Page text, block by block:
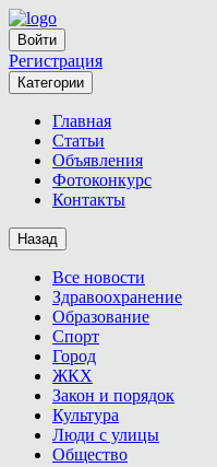
Войти
Регистрация
Категории
Главная
Статьи
Объявления
Фотоконкурс
Контакты
Назад
Все новости
Здравоохранение
Образование
Спорт
Город
ЖКХ
Закон и порядок
Культура
Люди с улицы
Общество